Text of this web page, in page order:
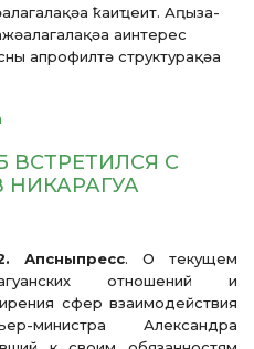
ҟаиҵеит. Аԥыза-
аинтерес
апрофилтә структурақәа
ВСТРЕТИЛСЯ С
Апсныпресс. О текущем
отношений и
сфер взаимодействия
министра Александра